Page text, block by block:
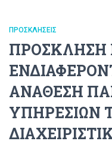
ΠΡΟΣΚΛΉΣΕΙΣ
ΠΡΟΣΚΛΗΣΗ
ΑΝΑΘΕΣΗ
ΥΠΗΡΕΣΙΩΝ